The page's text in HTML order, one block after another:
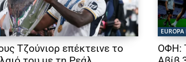
Τζούνιορ επέκτεινε το
EUROPA
ΟΦΗ: